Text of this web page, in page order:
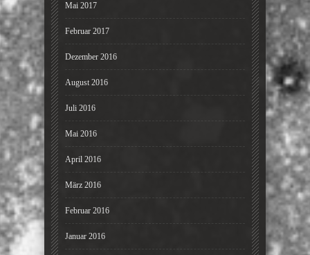
Mai 2017
Februar 2017
Dezember 2016
August 2016
Juli 2016
Mai 2016
April 2016
März 2016
Februar 2016
Januar 2016